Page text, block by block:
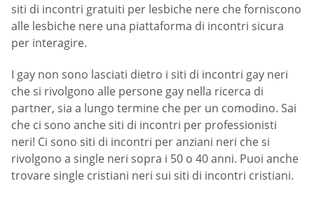
siti di incontri gratuiti per lesbiche nere che forniscono
alle lesbiche nere una piattaforma di incontri sicura
per interagire.
I gay non sono lasciati dietro i siti di incontri gay neri
che si rivolgono alle persone gay nella ricerca di
partner, sia a lungo termine che per un comodino. Sai
che ci sono anche siti di incontri per professionisti
neri! Ci sono siti di incontri per anziani neri che si
rivolgono a single neri sopra i 50 o 40 anni. Puoi anche
trovare single cristiani neri sui siti di incontri cristiani.